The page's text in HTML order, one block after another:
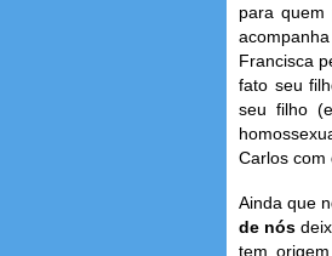
para quem
Francisca
fato seu
seu filho
Carlos com
Ainda que
de nós
tem